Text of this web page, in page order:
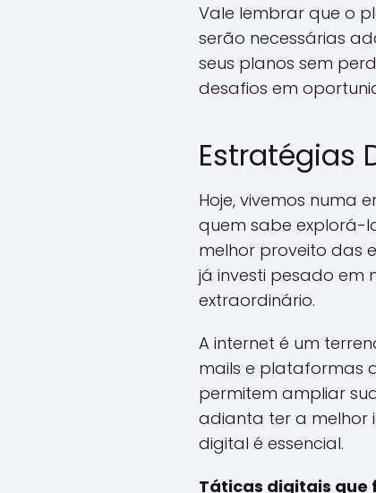
Vale lembrar que o
serão necessárias
seus planos sem
desafios em
Estratégias
Hoje, vivemos numa
quem sabe explorá-
melhor proveito das
já investi pesado em
extraordinário.
A internet é um
mails e plataformas
permitem ampliar
adianta ter a melhor
digital é essencial.
Táticas digitais que